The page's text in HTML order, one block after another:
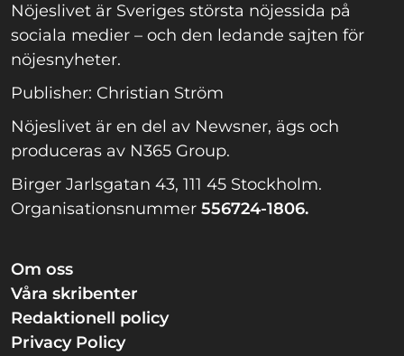
Nöjeslivet är Sveriges största nöjessida på
sociala medier – och den ledande sajten för
nöjesnyheter.
Publisher: Christian Ström
Nöjeslivet är en del av Newsner, ägs och
produceras av N365 Group.
Birger Jarlsgatan 43, 111 45 Stockholm.
Organisationsnummer 556724-1806.
Om oss
Våra skribenter
Redaktionell policy
Privacy Policy